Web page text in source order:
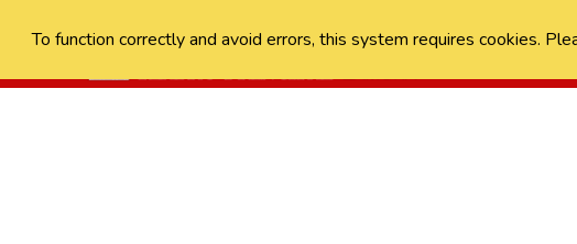
To function correctly and avoid errors, this system requires cookies.